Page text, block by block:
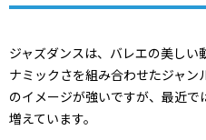
ジャズダンスは、バレエの美し
ナミックさを組み合わせたジャ
のイメージが強いですが、最近
増えています。